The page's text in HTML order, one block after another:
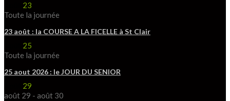
23
Toute la journée
23 août : la COURSE A LA FICELLE à St Clair
25
Toute la journée
25 aout 2026 : le JOUR DU SENIOR
29
août 29 - août 30